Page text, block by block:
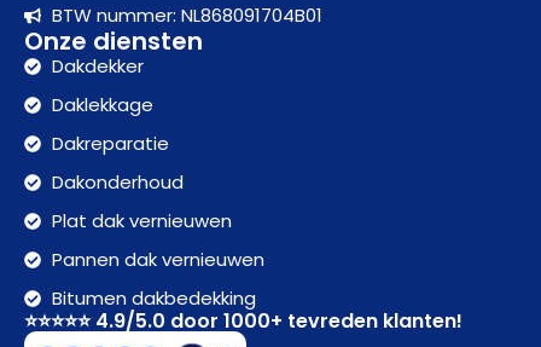
BTW nummer: NL868091704B01
Onze diensten
Dakdekker
Daklekkage
Dakreparatie
Dakonderhoud
Plat dak vernieuwen
Pannen dak vernieuwen
Bitumen dakbedekking
⭐⭐⭐⭐⭐ 4.9/5.0 door 1000+ tevreden klanten!